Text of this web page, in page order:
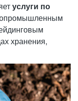
услуги по
хранения,